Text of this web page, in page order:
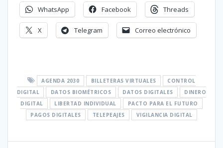
WhatsApp Facebook Threads
X Telegram Correo electrónico
AGENDA 2030 BILLETERAS VIRTUALES
CONTROL
DIGITAL
DATOS BIOMÉTRICOS DATOS DIGITALES
DINERO
DIGITAL
LIBERTAD INDIVIDUAL
PACTO PARA EL FUTURO
PAGOS DIGITALES
TELEPEAJES VIGILANCIA DIGITAL